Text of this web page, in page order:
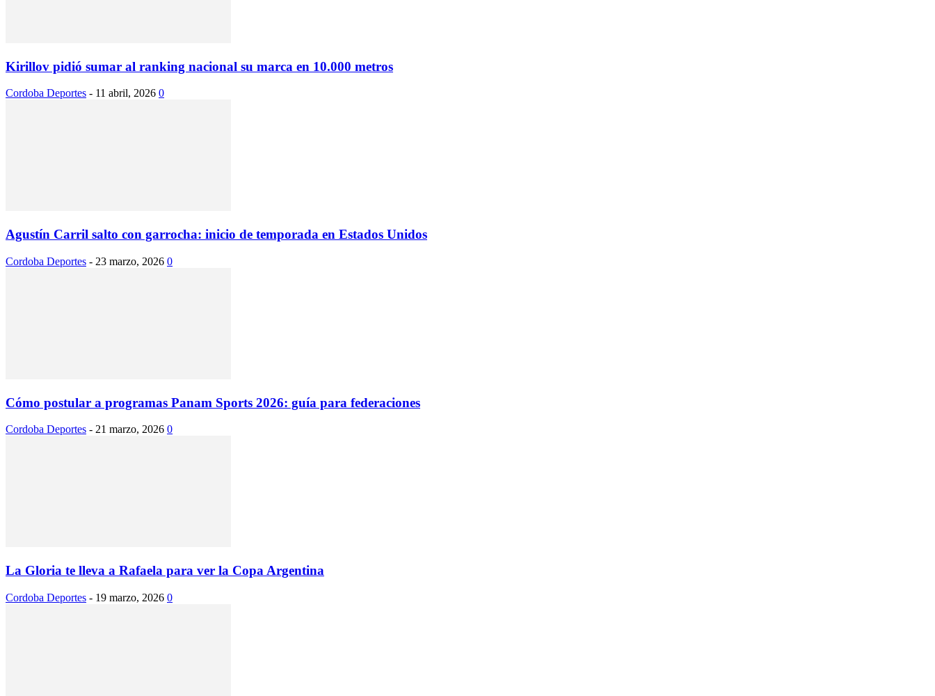
Kirillov pidió sumar al ranking nacional su marca en 10.000 metros
Cordoba Deportes - 11 abril, 2026 0
Agustín Carril salto con garrocha: inicio de temporada en Estados Unidos
Cordoba Deportes - 23 marzo, 2026 0
Cómo postular a programas Panam Sports 2026: guía para federaciones
Cordoba Deportes - 21 marzo, 2026 0
La Gloria te lleva a Rafaela para ver la Copa Argentina
Cordoba Deportes - 19 marzo, 2026 0